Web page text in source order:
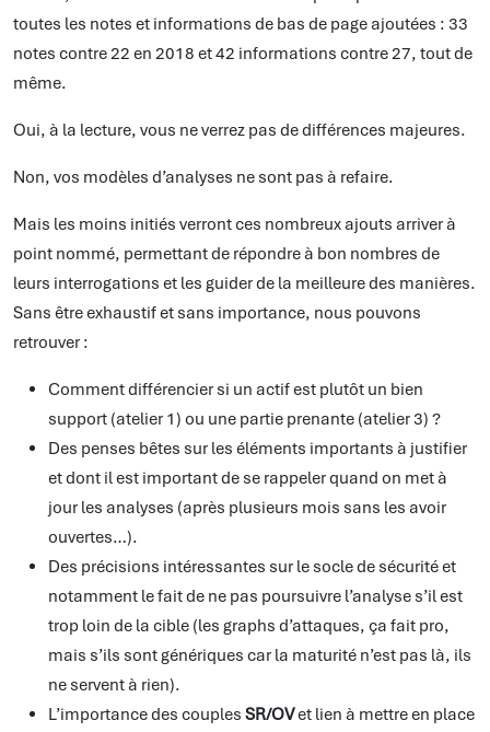
toutes les notes et informations de bas de page ajoutées : 33
notes contre 22 en 2018 et 42 informations contre 27, tout de
même.
Oui, à la lecture, vous ne verrez pas de différences majeures.
Non, vos modèles d’analyses ne sont pas à refaire.
Mais les moins initiés verront ces nombreux ajouts arriver à
point nommé, permettant de répondre à bon nombres de
leurs interrogations et les guider de la meilleure des manières.
Sans être exhaustif et sans importance, nous pouvons
retrouver :
Comment différencier si un actif est plutôt un bien
support (atelier 1) ou une partie prenante (atelier 3) ?
Des penses bêtes sur les éléments importants à justifier
et dont il est important de se rappeler quand on met à
jour les analyses (après plusieurs mois sans les avoir
ouvertes…).
Des précisions intéressantes sur le socle de sécurité et
notamment le fait de ne pas poursuivre l’analyse s’il est
trop loin de la cible (les graphs d’attaques, ça fait pro,
mais s’ils sont génériques car la maturité n’est pas là, ils
ne servent à rien).
L’importance des couples SR/OVet lien à mettre en place